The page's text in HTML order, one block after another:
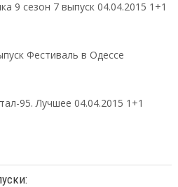
9 сезон 7 выпуск 04.04.2015 1+1
Фестиваль в Одессе
95. Лучшее 04.04.2015 1+1